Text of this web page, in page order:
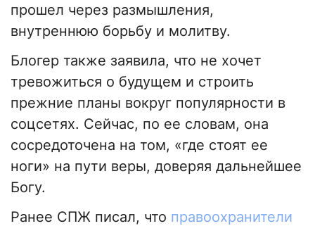
прошел через размышления,
внутреннюю борьбу и молитву.
Блогер также заявила, что не хочет
тревожиться о будущем и строить
прежние планы вокруг популярности в
соцсетях. Сейчас, по ее словам, она
сосредоточена на том, «где стоят ее
ноги» на пути веры, доверяя дальнейшее
Богу.
Ранее СПЖ писал, что правоохранители